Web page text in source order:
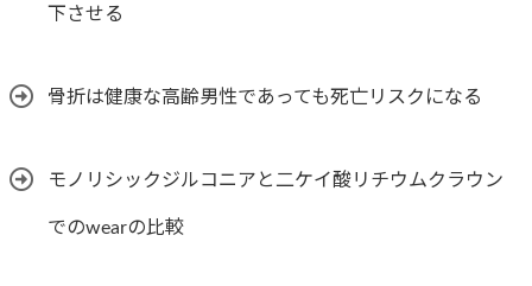
下させる
骨折は健康な高齢男性であっても死亡リスクになる
モノリシックジルコニアと二ケイ酸リチウムクラウン
でのwearの比較